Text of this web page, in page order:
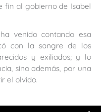
fin al gobierno de Isabel
venido contando esa
con la sangre de los
y exiliados; y lo
sino además, por una
el olvido.